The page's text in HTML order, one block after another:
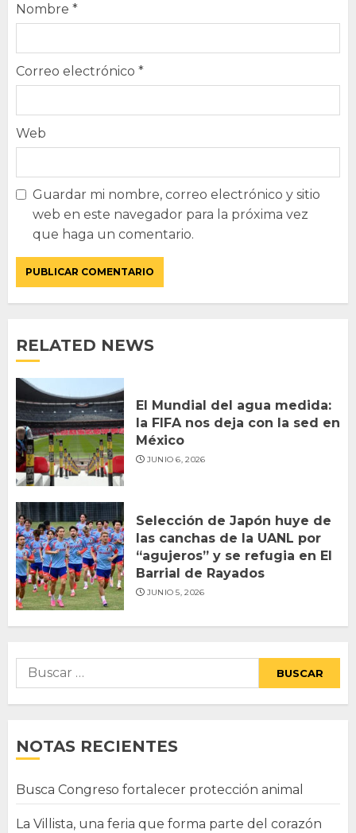
Nombre *
Correo electrónico *
Web
Guardar mi nombre, correo electrónico y sitio
web en este navegador para la próxima vez
que haga un comentario.
RELATED NEWS
El Mundial del agua medida:
la FIFA nos deja con la sed en
México
JUNIO 6, 2026
Selección de Japón huye de
las canchas de la UANL por
“agujeros” y se refugia en El
Barrial de Rayados
JUNIO 5, 2026
Buscar:
NOTAS RECIENTES
Busca Congreso fortalecer protección animal
La Villista, una feria que forma parte del corazón